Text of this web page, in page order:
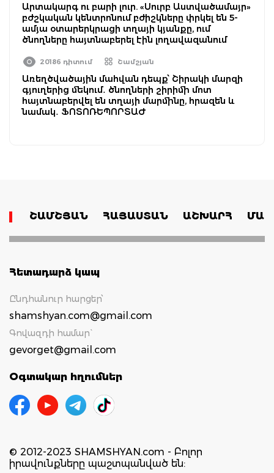
Արտակարգ ու բարի լուր. «Սուրբ Աստվածամայր»
բժշկական կենտրոնում բժիշկները փրկել են 5-
ամյա օտարերկրացի տղայի կյանքը, ում
ծնողները հայտնաբերել էին լողավազանում
20186 դիտում Շամշյան
Առեղծվածային մահվան դեպք՝ Շիրակի մարզի
գյուղերից մեկում․ ծնողների շիրիմի մոտ
հայտնաբերվել են տղայի մարմինը, հրազեն և
նամակ․ ՖՈՏՈՌԵՊՈՐՏԱԺ
ՇԱՄՇՅԱՆ ՀԱՅԱՍՏԱՆ ԱՇԽԱՐՀ
Հետադարձ կապ
Ընդհանուր հարցեր՝
shamshyan.com@gmail.com
Գովազդի համար`
gevorget@gmail.com
Օգտակար հղումներ
© 2012-2023 SHAMSHYAN.com - Բոլոր
իրավունքները պաշտպանված են: